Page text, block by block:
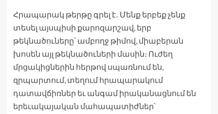
Հրապարակ թերթը գրել է․ Մենք երբեք չենք
տեսել այսպիսի քարոզարշավ, երբ
թեկնածուները՝ ամբողջ թիմով, միաբերան
խոսեն այլ թեկնածուների մասին։ Ուժեղ
մրցակիցներին հերթով սպառնում են,
զրպարտում, տեղում հրապարակում
դատավճիռներ եւ անգամ իրականացնում են
երեւակայական մահապատիժներ՝